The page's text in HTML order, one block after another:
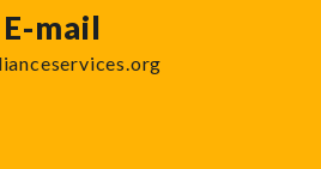
E-mail